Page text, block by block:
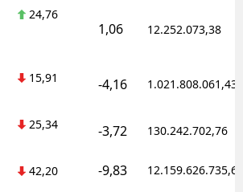
24,76
1,06 12.252.073,38
15,91 -4,16 1.021.808.061,43
25,34 -3,72 130.242.702,76
42,20 -9,83 12.159.626.735,62